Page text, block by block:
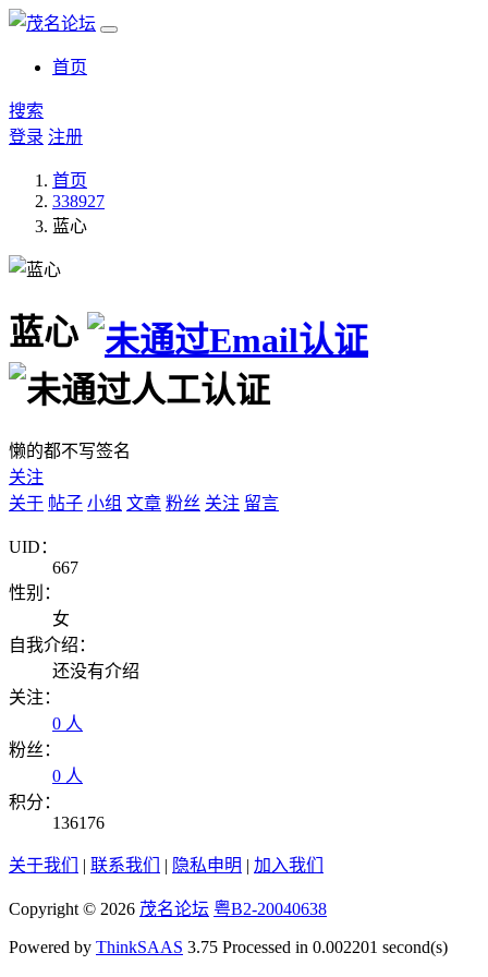
首页
搜索
登录 注册
首页
338927
蓝心
蓝心
懒的都不写签名
关注
关于 帖子 小组 文章 粉丝 关注 留言
UID：
667
性别：
女
自我介绍：
还没有介绍
关注：
0 人
粉丝：
0 人
积分：
136176
关于我们 | 联系我们 | 隐私申明 | 加入我们
Copyright © 2026 茂名论坛 粤B2-20040638
Powered by ThinkSAAS 3.75 Processed in 0.002201 second(s)